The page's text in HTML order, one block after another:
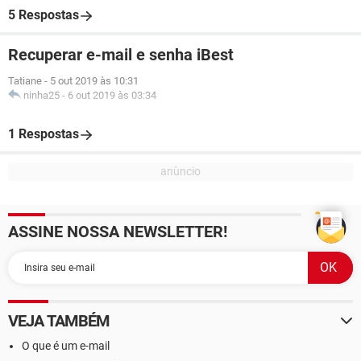
5 Respostas
Recuperar e-mail e senha iBest
Tatiane - 5 out 2019 às 10:31
ninha25 - 6 out 2019 às 03:34
1 Respostas
ASSINE NOSSA NEWSLETTER!
VEJA TAMBÉM
O que é um e-mail